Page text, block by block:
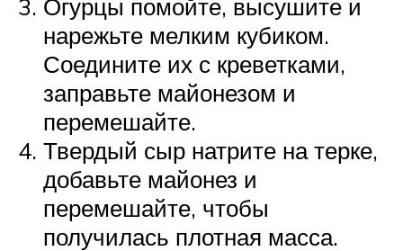
Огурцы помойте, высушите и
нарежьте мелким кубиком.
Соедините их с креветками,
заправьте майонезом и
перемешайте.
Твердый сыр натрите на терке,
добавьте майонез и
перемешайте, чтобы
получилась плотная масса.